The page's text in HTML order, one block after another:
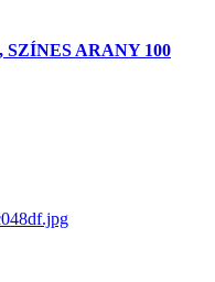
SZÍNES ARANY 100